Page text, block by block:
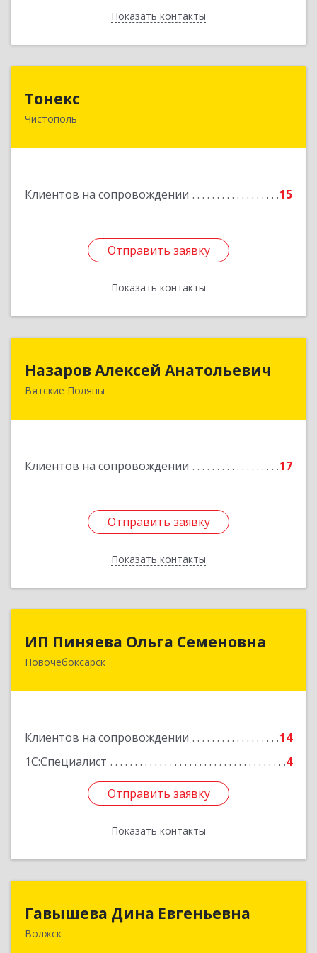
Показать контакты
Назад
Тонекс
Чистополь
Клиентов на сопровождении 15
Отправить заявку
Показать контакты
422980, Татарстан Респ, Чистопольский р-н,
Отправить заявку
Назад
Назаров Алексей Анатольевич
Вятские Поляны
Клиентов на сопровождении 17
Отправить заявку
Показать контакты
Назаров Алексей Анатольевич
612964,Кировская обл,город Вятские Поляны
Отправить заявку
Назад
ИП Пиняева Ольга Семеновна
Новочебоксарск
Клиентов на сопровождении
14
1С:Специалист
4
Отправить заявку
Показать контакты
429965, Чувашская Республика - Чувашия,
Подробнее
Отправить заявку
Назад
Гавышева Дина Евгеньевна
Волжск